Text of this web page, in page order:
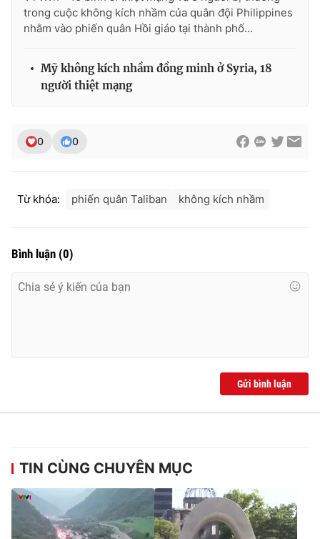
THỜI BÁO VTV
Theo dõi báo trên
Cơ quan báo chí:Thời báo VTV
Tổng Biên tập:
Nguyễn Trọng Ninh
trong cuộc không kích nhầm của quân đội Philippines
nhằm vào phiến quân Hồi giáo tại thành phố...
Mỹ không kích nhầm đồng minh ở Syria, 18
người thiệt mạng
0 0
Từ khóa: phiến quân Taliban không kích nhầm
Bình luận (0)
Gửi bình luận
TIN CÙNG CHUYÊN MỤC